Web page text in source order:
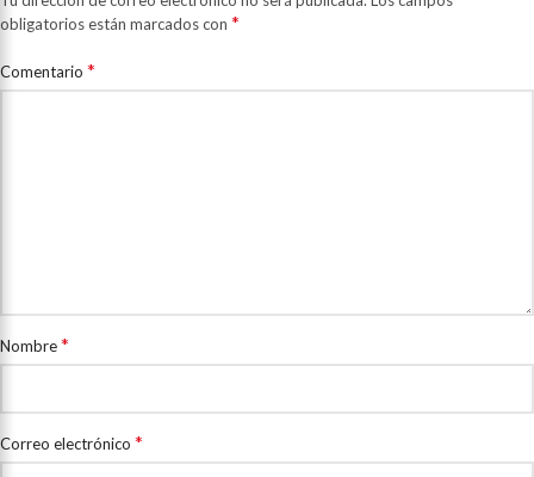
obligatorios están marcados con *
Comentario *
Nombre*
Correo electrónico *